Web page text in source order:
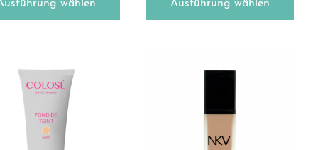
wählen Ausführung wählen